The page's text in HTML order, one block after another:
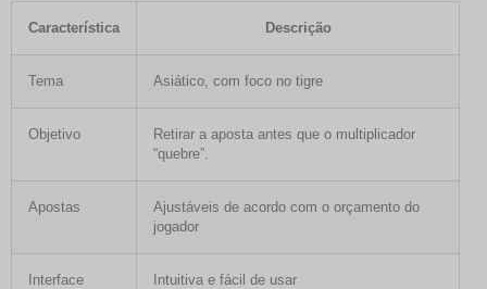
Característica Descrição
Tema Asiático, com foco no tigre
Objetivo
Retirar a aposta antes que o multiplicador
“quebre”.
Apostas
Ajustáveis de acordo com o orçamento do
jogador
Interface Intuitiva e fácil de usar